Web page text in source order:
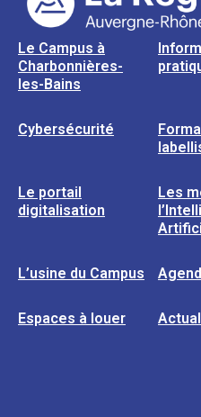
Le Campus à
Charbonnières-
les-Bains
Cybersécurité
Le portail
digitalisation
Les
L’usine du Campus
Espaces à louer